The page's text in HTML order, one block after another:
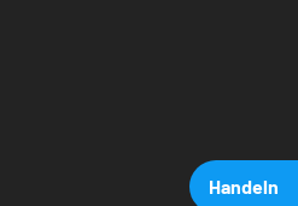
Handeln